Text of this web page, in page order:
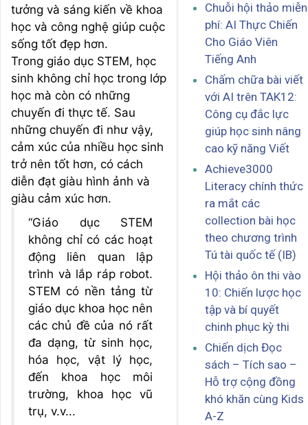
tưởng và sáng kiến về khoa
học và công nghệ giúp cuộc
sống tốt đẹp hơn.
Trong giáo dục STEM, học
sinh không chỉ học trong lớp
học mà còn có những
chuyến đi thực tế. Sau
những chuyến đi như vậy,
cảm xúc của nhiều học sinh
trở nên tốt hơn, có cách
diễn đạt giàu hình ảnh và
giàu cảm xúc hơn.
“Giáo dục STEM
không chỉ có các hoạt
động liên quan lập
trình và lắp ráp robot.
STEM có nền tảng từ
giáo dục khoa học nên
các chủ đề của nó rất
đa dạng, từ sinh học,
hóa học, vật lý học,
đến khoa học môi
trường, khoa học vũ
trụ, v.v...
Chuỗi hội thảo miễn
phí: AI Thực Chiến
Cho Giáo Viên
Tiếng Anh
Chấm chữa bài viết
với AI trên TAK12:
Công cụ đắc lực
giúp học sinh nâng
cao kỹ năng Viết
Achieve3000
Literacy chính thức
ra mắt các
collection bài học
theo chương trình
Tú tài quốc tế (IB)
Hội thảo ôn thi vào
10: Chiến lược học
tập và bí quyết
chinh phục kỳ thi
Chiến dịch Đọc
sách – Tích sao –
Hỗ trợ cộng đồng
khó khăn cùng Kids
A-Z